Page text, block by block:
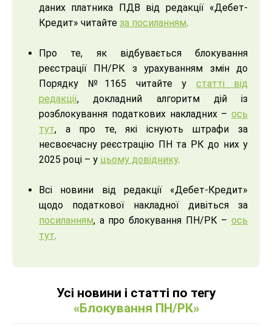
даних платника ПДВ від редакції «Дебет-
Кредит» читайте за посиланням.
Про те, як відбувається блокування
реєстрації ПН/РК з урахуванням змін до
Порядку №1165 читайте у статті від
редакції, докладний алгоритм дій із
розблокування податкових накладних – ось
тут, а про те, які існують штрафи за
несвоєчасну реєстрацію ПН та РК до них у
2025 році – у цьому довіднику.
Всі новини від редакції «Дебет-Кредит»
щодо податкової накладної дивіться за
посиланням, а про блокування ПН/РК – ось
тут.
Усі новини і статті по тегу
«Блокування ПН/РК»